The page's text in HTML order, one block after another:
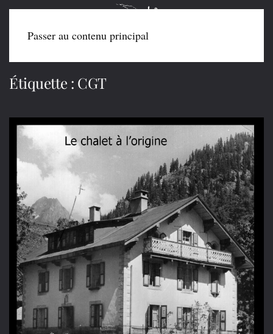
Passer au contenu principal
Étiquette : CGT